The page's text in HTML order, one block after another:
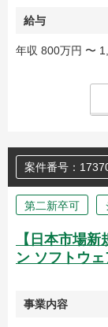
給与
年収 800万円 〜
案件番号：
第二新卒可
【日本市場
ン ソフトウ
事業内容